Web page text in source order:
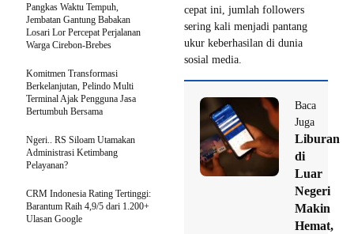
cepat ini, jumlah followers
sering kali menjadi pantang
ukur keberhasilan di dunia
sosial media.
Baca
Juga
Liburan
di
Luar
Negeri
Makin
Hemat,
Pangkas Waktu Tempuh,
Jembatan Gantung Babakan
Losari Lor Percepat Perjalanan
Warga Cirebon-Brebes
Komitmen Transformasi
Berkelanjutan, Pelindo Multi
Terminal Ajak Pengguna Jasa
Bertumbuh Bersama
Ngeri.. RS Siloam Utamakan
Administrasi Ketimbang
Pelayanan?
CRM Indonesia Rating Tertinggi:
Barantum Raih 4,9/5 dari 1.200+
Ulasan Google